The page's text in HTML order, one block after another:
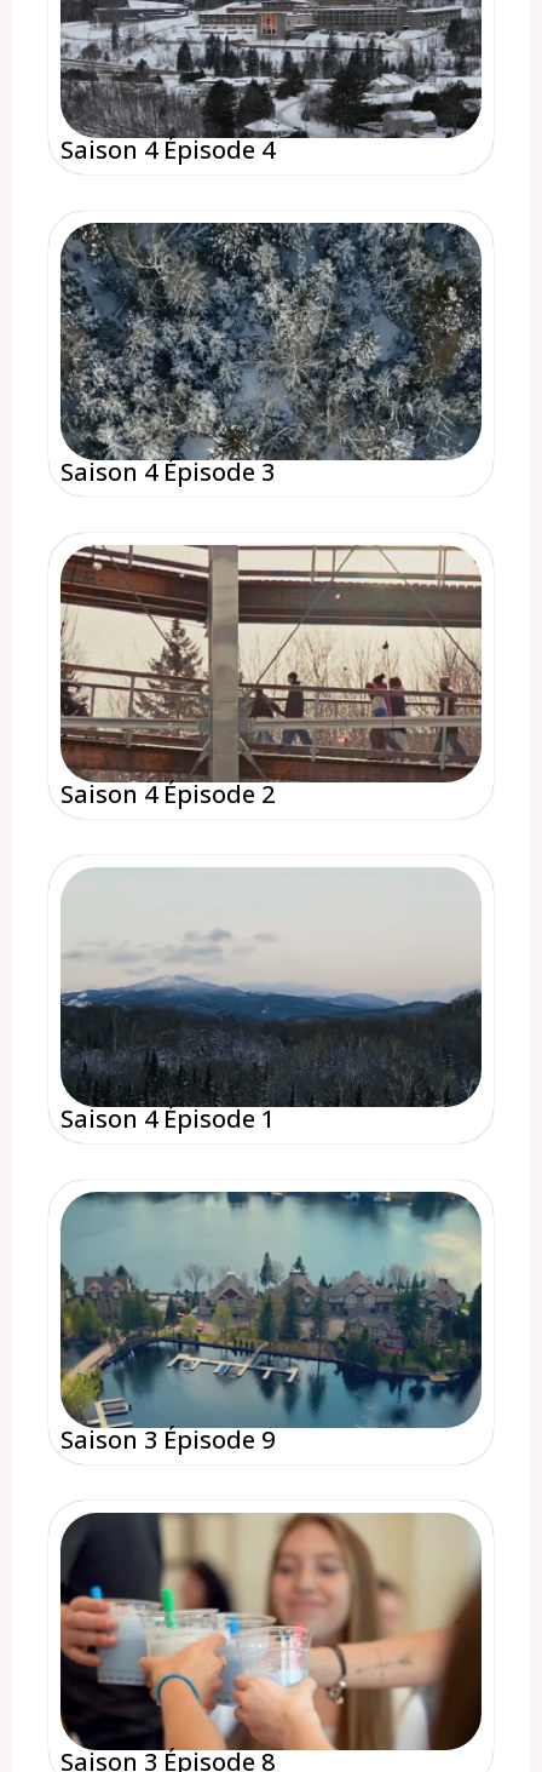
Saison 4 Épisode 4
Saison 4 Épisode 3
Saison 4 Épisode 2
Saison 4 Épisode 1
Saison 3 Épisode 9
Saison 3 Épisode 8